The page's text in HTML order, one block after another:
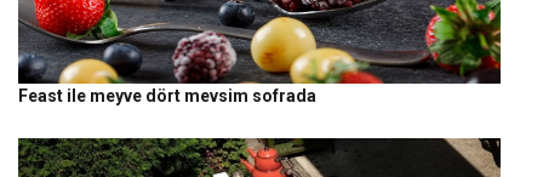
Feast ile meyve dört mevsim sofrada